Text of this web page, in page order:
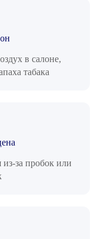
в салоне,
табака
из-за пробок или